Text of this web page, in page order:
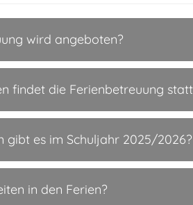
wird angeboten?
findet die Ferienbetreuung
gibt es im Schuljahr 2025/
in den Ferien?